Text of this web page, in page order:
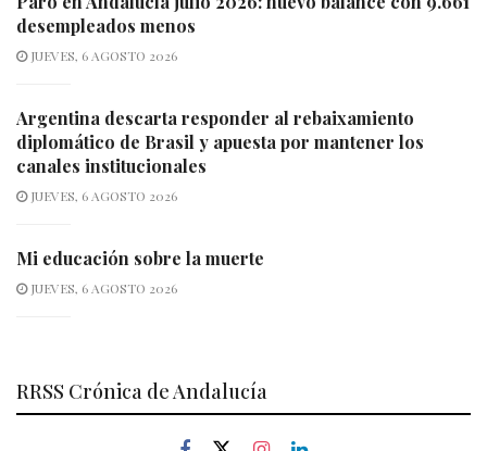
desempleados menos
JUEVES, 6 AGOSTO 2026
Argentina descarta responder al rebaixamiento
diplomático de Brasil y apuesta por mantener los
canales institucionales
JUEVES, 6 AGOSTO 2026
Mi educación sobre la muerte
JUEVES, 6 AGOSTO 2026
RRSS Crónica de Andalucía